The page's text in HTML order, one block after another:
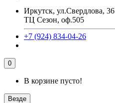
Иркутск, ул.Свердлова, 36
ТЦ Сезон, оф.505
+7 (924) 834-04-26
0
В корзине пусто!
Везде